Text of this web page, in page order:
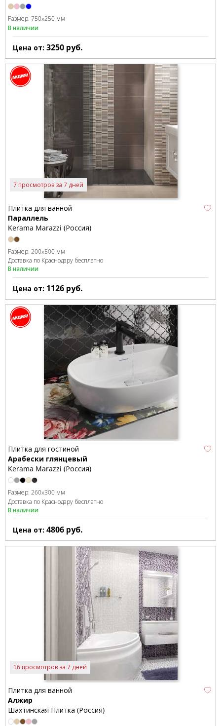
Размер: 750x250 мм
В наличии
Цена от: 3250 руб.
7 просмотров за 7 дней
Плитка для ванной
Параллель
Kerama Marazzi (Россия)
Размер: 200x500 мм
Доставка по Краснодару бесплатно
В наличии
Цена от: 1126 руб.
Плитка для гостиной
Арабески глянцевый
Kerama Marazzi (Россия)
Размер: 260x300 мм
Доставка по Краснодару бесплатно
В наличии
Цена от: 4806 руб.
16 просмотров за 7 дней
Плитка для ванной
Алжир
Шахтинская Плитка (Россия)